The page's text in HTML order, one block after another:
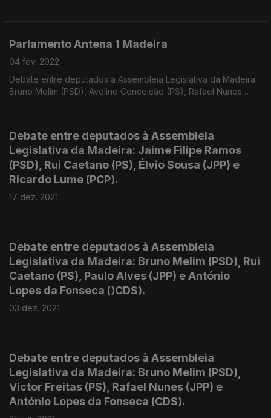
Parlamento Antena 1 Madeira
04 fev. 2022
Debate entre deputados à Assembleia Legislativa da Madeira:
Bruno Melim (PSD), Avelino Conceição (PS), Rafael Nunes
Debate entre deputados à Assembleia
Legislativa da Madeira: Jaime Filipe Ramos
(PSD), Rui Caetano (PS), Élvio Sousa (JPP) e
Ricardo Lume (PCP).
17 dez. 2021
Debate entre deputados à Assembleia
Legislativa da Madeira: Bruno Melim (PSD), Rui
Caetano (PS), Paulo Alves (JPP) e António
Lopes da Fonseca ()CDS).
03 dez. 2021
Debate entre deputados à Assembleia
Legislativa da Madeira: Bruno Melim (PSD),
Victor Freitas (PS), Rafael Nunes (JPP) e
António Lopes da Fonseca (CDS).